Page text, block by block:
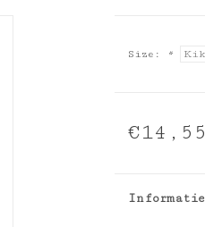
Size: *
€14,55
Informatie